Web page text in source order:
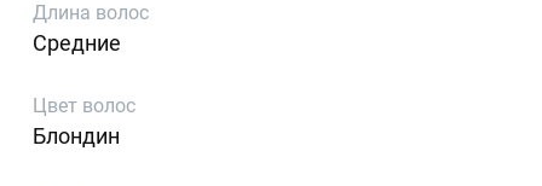
Длина волос
Средние
Цвет волос
Блондин